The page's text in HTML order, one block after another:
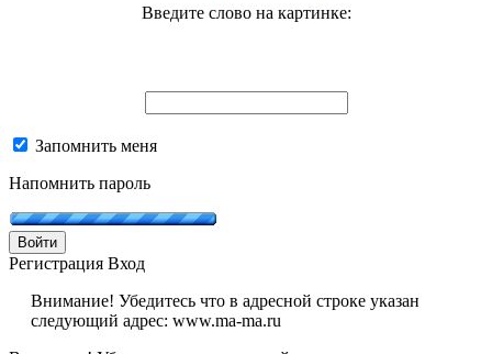
Введите слово на картинке:
Запомнить меня
Напомнить пароль
Войти
Регистрация Вход
Внимание! Убедитесь что в адресной строке указан
следующий адрес: www.ma-ma.ru